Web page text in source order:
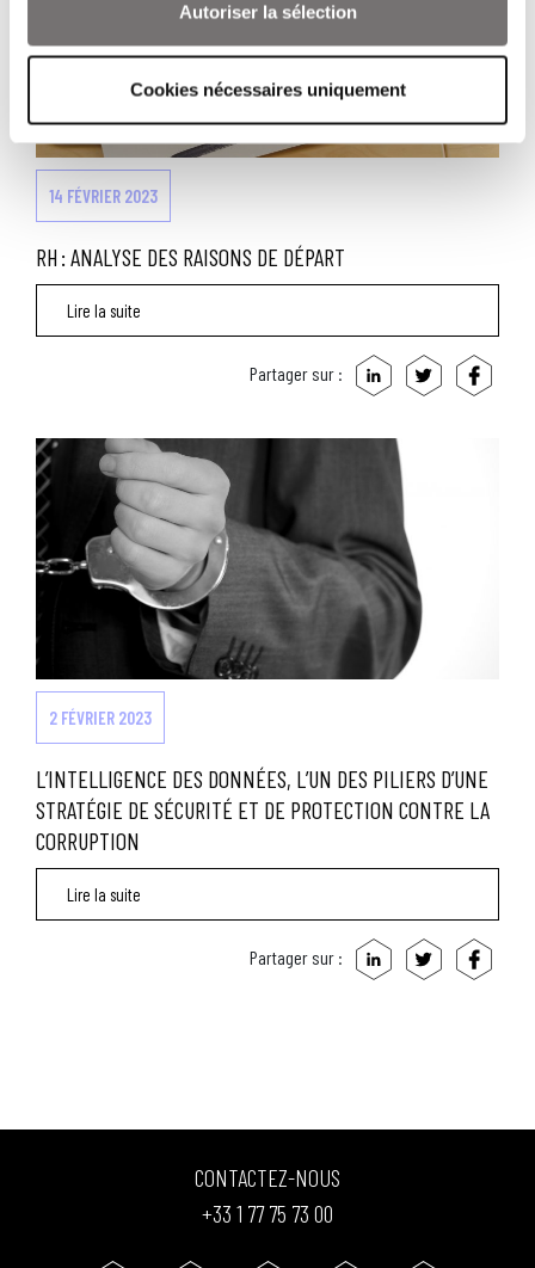
Autoriser la sélection
Cookies nécessaires uniquement
14 FÉVRIER 2023
RH : ANALYSE DES RAISONS DE DÉPART
Lire la suite
Partager sur :
2 FÉVRIER 2023
L’INTELLIGENCE DES DONNÉES, L’UN DES PILIERS D’UNE
STRATÉGIE DE SÉCURITÉ ET DE PROTECTION CONTRE LA
CORRUPTION
Lire la suite
Partager sur :
CONTACTEZ-NOUS
+33 1 77 75 73 00